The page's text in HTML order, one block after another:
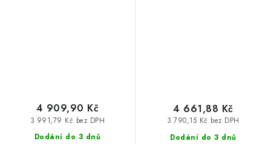
Dodání do 3 dnů
3 991,79 Kč bez DPH
4 909,90 Kč
Dodání do 3 dnů
3 790,15 Kč bez DPH
4 661,88 Kč